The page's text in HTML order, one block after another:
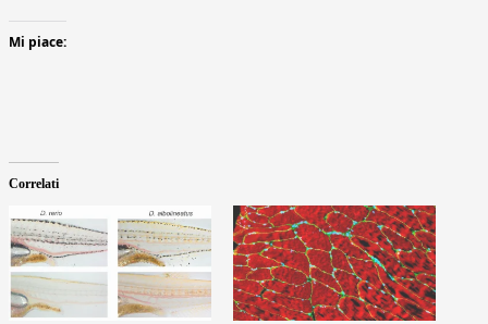
Mi piace:
Correlati